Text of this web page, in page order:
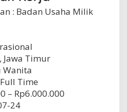
: Badan Usaha Milik
Jawa Timur
Wanita
Full Time
– Rp6.000.000
24